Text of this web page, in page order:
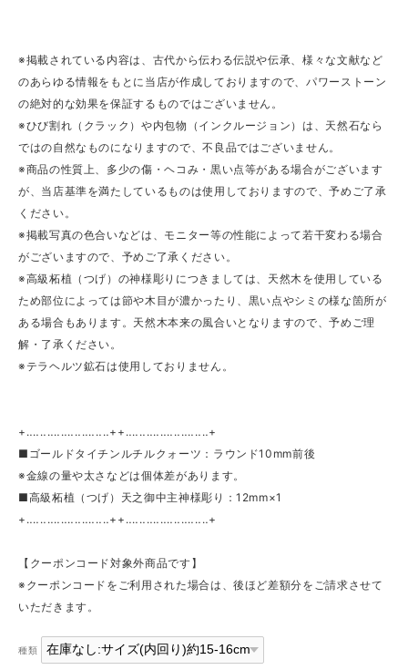
※掲載されている内容は、古代から伝わる伝説や伝承、様々な文献など
のあらゆる情報をもとに当店が作成しておりますので、パワーストーン
の絶対的な効果を保証するものではございません。
※ひび割れ（クラック）や内包物（インクルージョン）は、天然石なら
ではの自然なものになりますので、不良品ではございません。
※商品の性質上、多少の傷・ヘコみ・黒い点等がある場合がございます
が、当店基準を満たしているものは使用しておりますので、予めご了承
ください。
※掲載写真の色合いなどは、モニター等の性能によって若干変わる場合
がございますので、予めご了承ください。
※高級柘植（つげ）の神様彫りにつきましては、天然木を使用している
ため部位によっては節や木目が濃かったり、黒い点やシミの様な箇所が
ある場合もあります。天然木本来の風合いとなりますので、予めご理
解・了承ください。
※テラヘルツ鉱石は使用しておりません。
+‥‥‥‥‥‥‥‥‥‥‥‥++‥‥‥‥‥‥‥‥‥‥‥‥+
■ゴールドタイチンルチルクォーツ：ラウンド10mm前後
※金線の量や太さなどは個体差があります。
■高級柘植（つげ）天之御中主神様彫り：12mm×1
+‥‥‥‥‥‥‥‥‥‥‥‥++‥‥‥‥‥‥‥‥‥‥‥‥+
【クーポンコード対象外商品です】
※クーポンコードをご利用された場合は、後ほど差額分をご請求させて
いただきます。
種類